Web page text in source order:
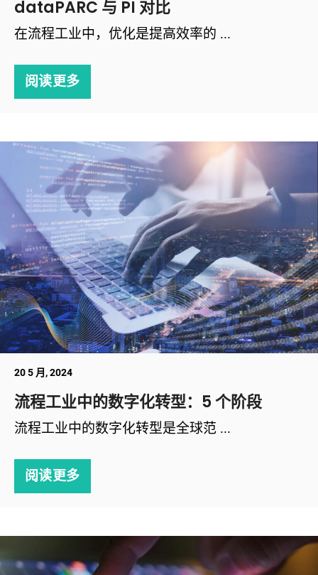
dataPARC 与 PI 对比
在流程工业中，优化是提高效率的 ...
阅读更多
20 5 月, 2024
流程工业中的数字化转型：5 个阶段
流程工业中的数字化转型是全球范 ...
阅读更多